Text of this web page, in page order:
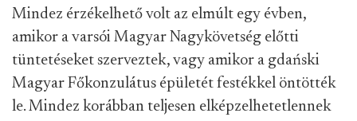
Mindez érzékelhető volt az elmúlt egy évben,
amikor a varsói Magyar Nagykövetség előtti
tüntetéseket szerveztek, vagy amikor a gdański
Magyar Főkonzulátus épületét festékkel öntötték
le. Mindez korábban teljesen elképzelhetetlennek